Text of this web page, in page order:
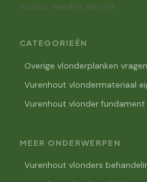
Auteur: Hendrik van Dijk
CATEGORIEËN
Overige vlonderplanken vragen
Vurenhout vlondermateriaal
Vurenhout vlonder
MEER ONDERWERPEN
Vurenhout vlonders